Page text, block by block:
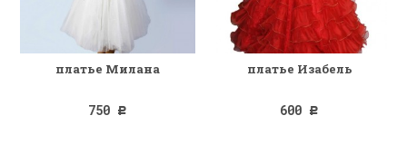
платье Милана
750 Р
платье Изабель
600 Р